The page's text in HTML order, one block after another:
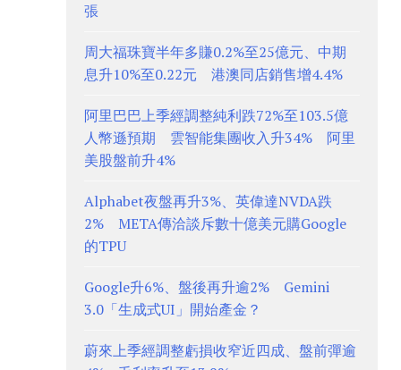
張
周大福珠寶半年多賺0.2%至25億元、中期
息升10%至0.22元 港澳同店銷售增4.4%
阿里巴巴上季經調整純利跌72%至103.5億
人幣遜預期 雲智能集團收入升34% 阿里
美股盤前升4%
Alphabet夜盤再升3%、英偉達NVDA跌
2% META傳洽談斥數十億美元購Google
的TPU
Google升6%、盤後再升逾2% Gemini
3.0「生成式UI」開始產金？
蔚來上季經調整虧損收窄近四成、盤前彈逾